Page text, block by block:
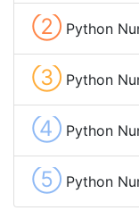
② Python
③ Python
④ Python
⑤ Python